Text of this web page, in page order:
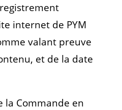
internet de PYM
valant preuve
et de la date
la Commande en